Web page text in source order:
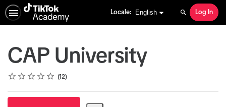
Locale:
English selected English Search
Log In
CAP University
Rating
1 star
2 stars
3 stars
4 stars
5 stars
Average rating: 5.0 12
12 reviews